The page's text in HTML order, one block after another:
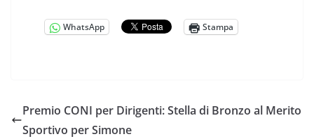
WhatsApp Stampa
Premio CONI per Dirigenti: Stella di Bronzo al Merito
Sportivo per Simone